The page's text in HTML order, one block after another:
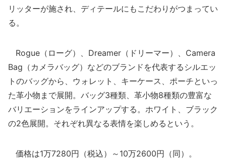
リッターが施され、ディテールにもこだわりがつまってい
る。
Rogue（ローグ）、Dreamer（ドリーマー）、Camera
Bag（カメラバッグ）などのブランドを代表するシルエッ
トのバッグから、ウォレット、キーケース、ポーチといっ
た革小物まで展開。バッグ3種類、革小物8種類の豊富な
バリエーションをラインアップする。ホワイト、ブラック
の2色展開。それぞれ異なる表情を楽しめるという。
価格は1万7280円（税込）～10万2600円（同）。